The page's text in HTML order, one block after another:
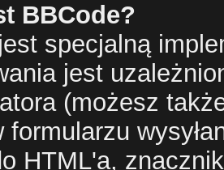
BBCode?
specjalną
jest
(możesz
formularzu
HTML'a,